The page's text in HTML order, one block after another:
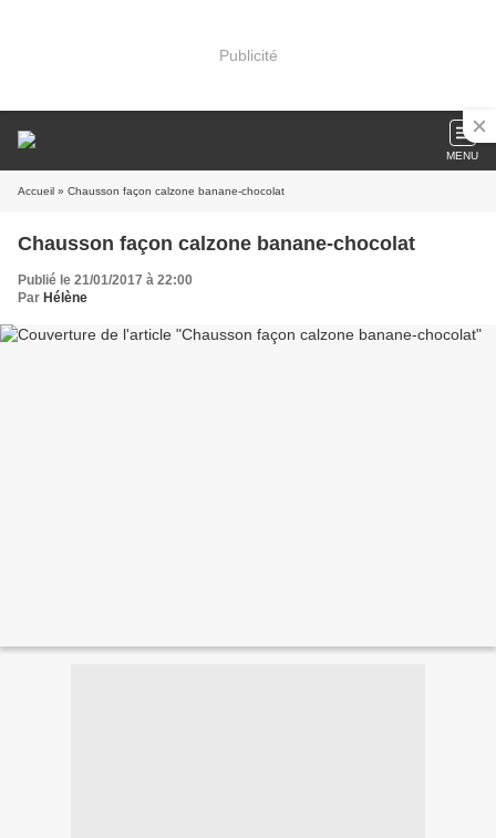
Publicité
MENU
Accueil » Chausson façon calzone banane-chocolat
Chausson façon calzone banane-chocolat
Publié le 21/01/2017 à 22:00
Par Hélène